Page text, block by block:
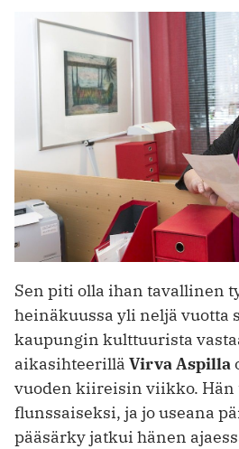
Sen piti olla ihan tavallinen
heinäkuussa yli neljä vuotta
kaupungin kulttuurista
aikasihteerillä Virva Aspilla
vuoden kiireisin viikko. Hän
flunssaiseksi, ja jo useana
pääsärky jatkui hänen